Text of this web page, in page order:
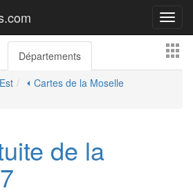
Départements
⏴ Cartes de la Moselle
de la